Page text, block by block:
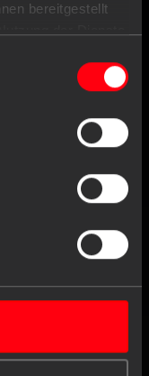
bereitgestellt